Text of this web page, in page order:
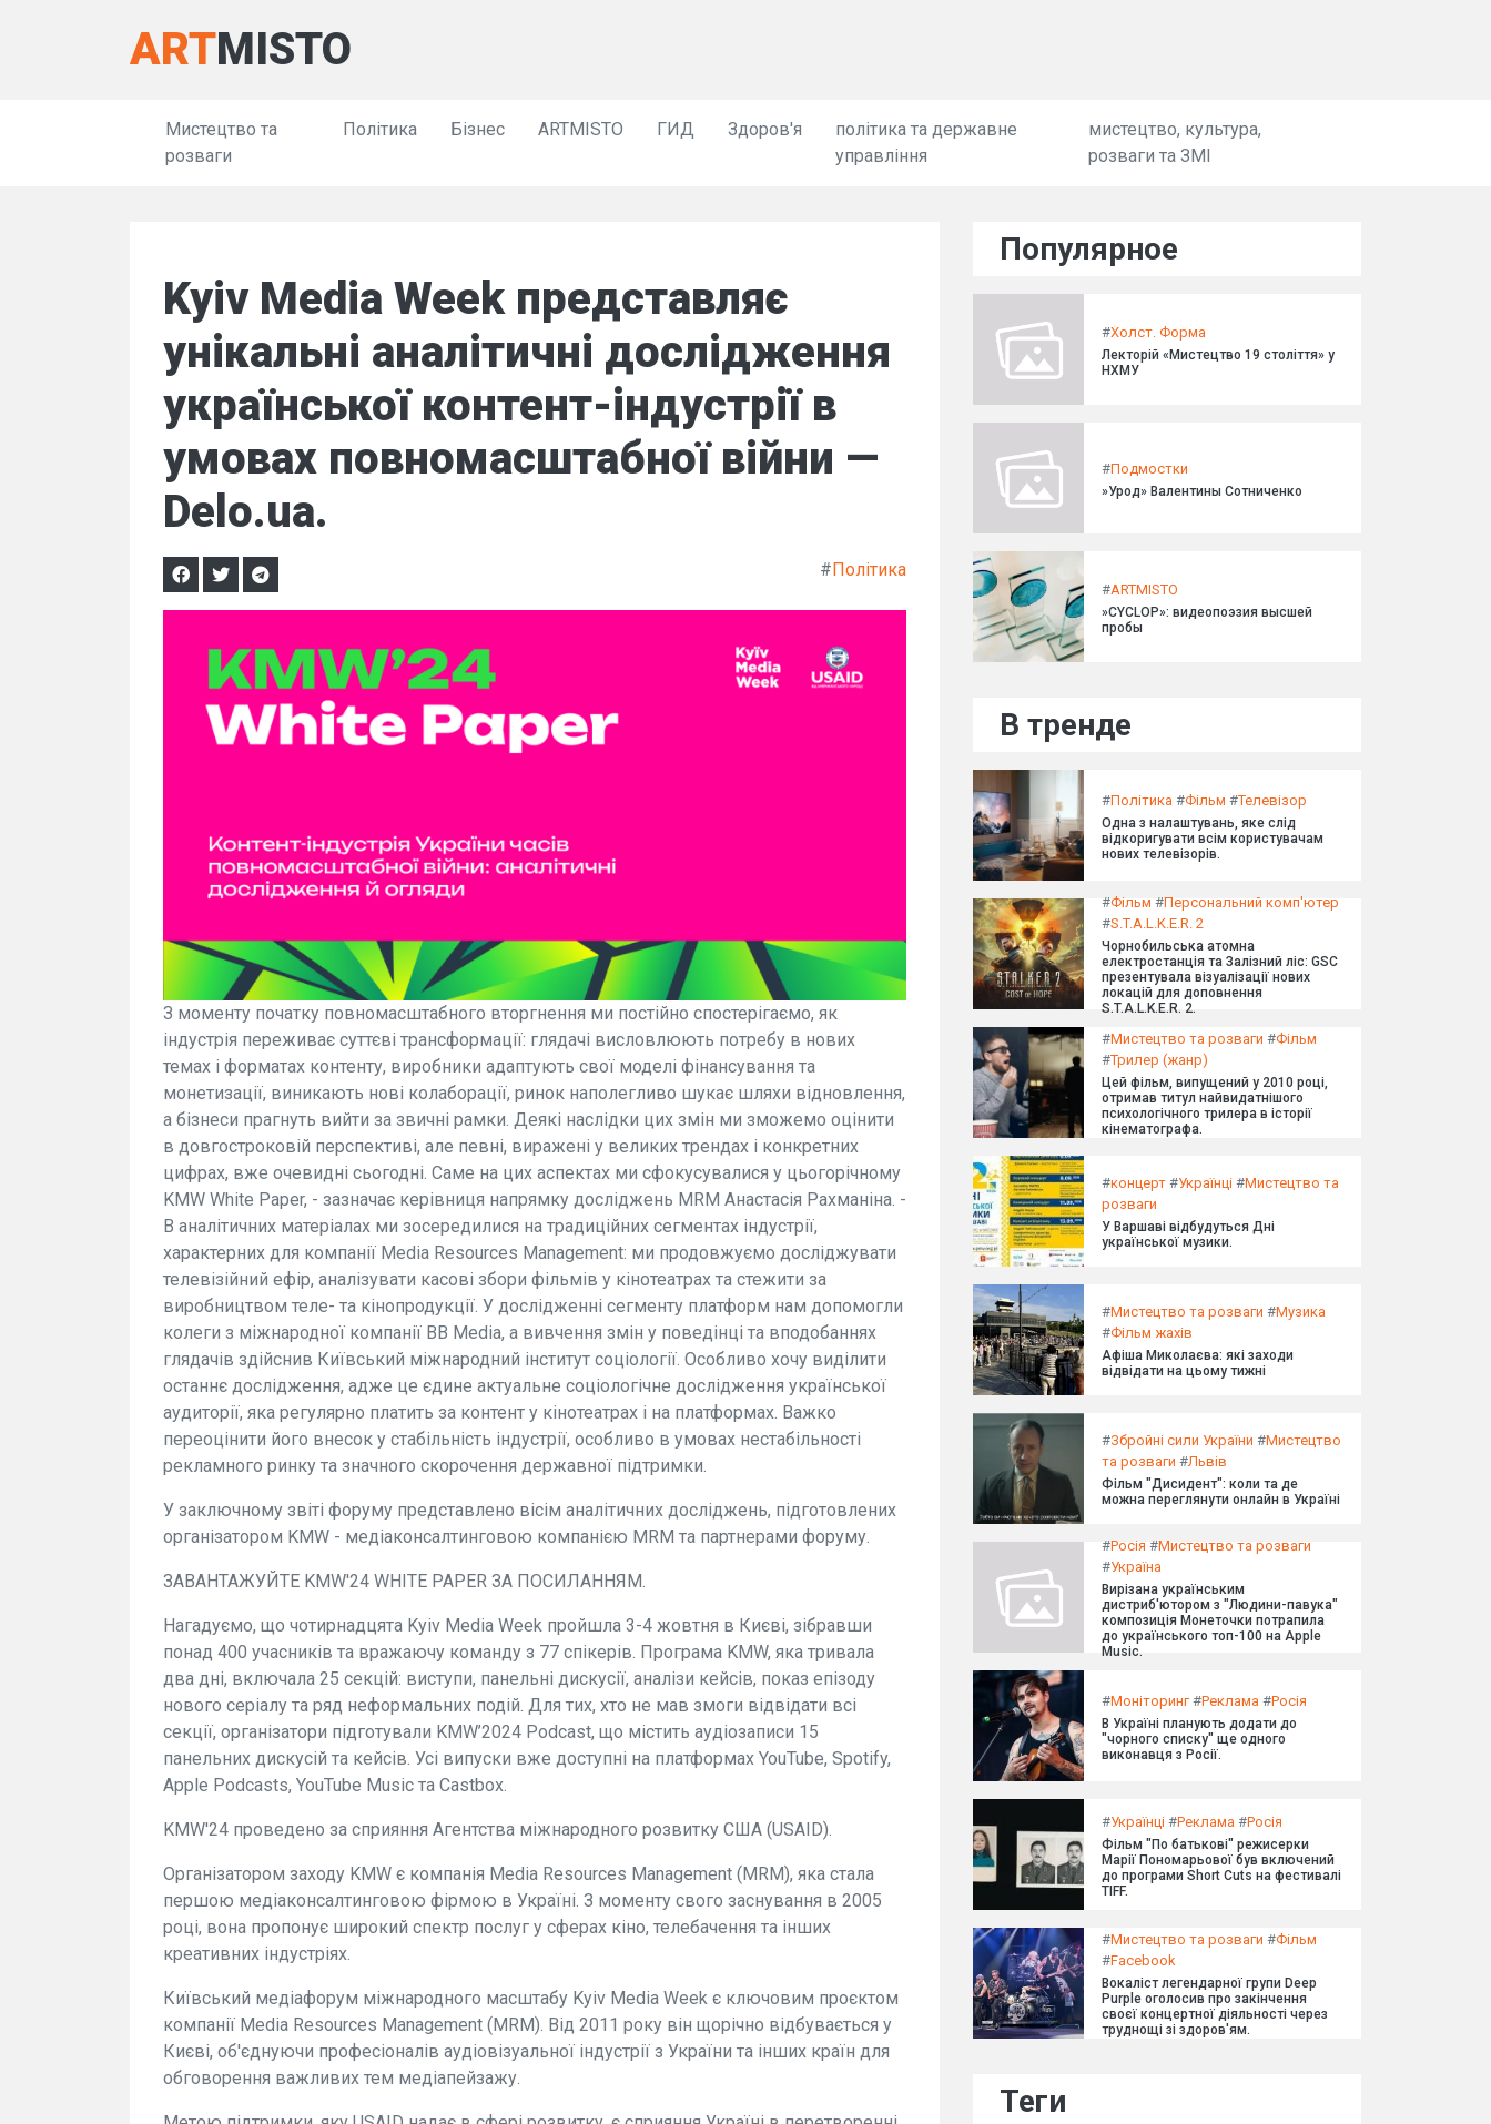
ARTMISTO
Мистецтво та
розваги
Політика Бізнес ARTMISTO ГИД Здоров'я
політика та державне
управління
мистецтво, культура,
розваги та ЗМІ
Kyiv Media Week представляє
унікальні аналітичні дослідження
української контент-індустрії в
умовах повномасштабної війни —
Delo.ua.
#Політика
З моменту початку повномасштабного вторгнення ми постійно спостерігаємо, як
індустрія переживає суттєві трансформації: глядачі висловлюють потребу в нових
темах і форматах контенту, виробники адаптують свої моделі фінансування та
монетизації, виникають нові колаборації, ринок наполегливо шукає шляхи відновлення,
а бізнеси прагнуть вийти за звичні рамки. Деякі наслідки цих змін ми зможемо оцінити
в довгостроковій перспективі, але певні, виражені у великих трендах і конкретних
цифрах, вже очевидні сьогодні. Саме на цих аспектах ми сфокусувалися у цьогорічному
KMW White Paper, - зазначає керівниця напрямку досліджень MRM Анастасія Рахманіна. -
В аналітичних матеріалах ми зосередилися на традиційних сегментах індустрії,
характерних для компанії Media Resources Management: ми продовжуємо досліджувати
телевізійний ефір, аналізувати касові збори фільмів у кінотеатрах та стежити за
виробництвом теле- та кінопродукції. У дослідженні сегменту платформ нам допомогли
колеги з міжнародної компанії BB Media, а вивчення змін у поведінці та вподобаннях
глядачів здійснив Київський міжнародний інститут соціології. Особливо хочу виділити
останнє дослідження, адже це єдине актуальне соціологічне дослідження української
аудиторії, яка регулярно платить за контент у кінотеатрах і на платформах. Важко
переоцінити його внесок у стабільність індустрії, особливо в умовах нестабільності
рекламного ринку та значного скорочення державної підтримки.
У заключному звіті форуму представлено вісім аналітичних досліджень, підготовлених
організатором KMW - медіаконсалтинговою компанією MRM та партнерами форуму.
ЗАВАНТАЖУЙТЕ KMW'24 WHITE PAPER ЗА ПОСИЛАННЯМ.
Нагадуємо, що чотирнадцята Kyiv Media Week пройшла 3-4 жовтня в Києві, зібравши
понад 400 учасників та вражаючу команду з 77 спікерів. Програма KMW, яка тривала
два дні, включала 25 секцій: виступи, панельні дискусії, аналізи кейсів, показ епізоду
нового серіалу та ряд неформальних подій. Для тих, хто не мав змоги відвідати всі
секції, організатори підготували KMW’2024 Podcast, що містить аудіозаписи 15
панельних дискусій та кейсів. Усі випуски вже доступні на платформах YouTube, Spotify,
Apple Podcasts, YouTube Music та Castbox.
KMW'24 проведено за сприяння Агентства міжнародного розвитку США (USAID).
Організатором заходу KMW є компанія Media Resources Management (MRM), яка стала
першою медіаконсалтинговою фірмою в Україні. З моменту свого заснування в 2005
році, вона пропонує широкий спектр послуг у сферах кіно, телебачення та інших
креативних індустріях.
Київський медіафорум міжнародного масштабу Kyiv Media Week є ключовим проєктом
компанії Media Resources Management (MRM). Від 2011 року він щорічно відбувається у
Києві, об'єднуючи професіоналів аудіовізуальної індустрії з України та інших країн для
обговорення важливих тем медіапейзажу.
Популярное
#Холст. Форма
Лекторій «Мистецтво 19 століття» у
НХМУ
#Подмостки
»Урод» Валентины Сотниченко
#ARTMISTO
»CYCLOP»: видеопоэзия высшей
пробы
В тренде
#Політика #Фільм #Телевізор
Одна з налаштувань, яке слід
відкоригувати всім користувачам
нових телевізорів.
#Фільм #Персональний комп'ютер
#S.T.A.L.K.E.R. 2
Чорнобильська атомна
електростанція та Залізний ліс: GSC
презентувала візуалізації нових
локацій для доповнення
S.T.A.L.K.E.R. 2.
#Мистецтво та розваги #Фільм
#Трилер (жанр)
Цей фільм, випущений у 2010 році,
отримав титул найвидатнішого
психологічного трилера в історії
кінематографа.
#концерт #Українці #Мистецтво та
розваги
У Варшаві відбудуться Дні
української музики.
#Мистецтво та розваги #Музика
#Фільм жахів
Афіша Миколаєва: які заходи
відвідати на цьому тижні
#Збройні сили України #Мистецтво
та розваги #Львів
Фільм "Дисидент": коли та де
можна переглянути онлайн в Україні
#Росія #Мистецтво та розваги
#Україна
Вирізана українським
дистриб'ютором з "Людини-павука"
композиція Монеточки потрапила
до українського топ-100 на Apple
Music.
#Моніторинг#Реклама #Росія
В Україні планують додати до
"чорного списку" ще одного
виконавця з Росії.
#Українці #Реклама #Росія
Фільм "По батькові" режисерки
Марії Пономарьової був включений
до програми Short Cuts на фестивалі
TIFF.
#Мистецтво та розваги #Фільм
#Facebook
Вокаліст легендарної групи Deep
Purple оголосив про закінчення
своєї концертної діяльності через
труднощі зі здоров'ям.
Теги